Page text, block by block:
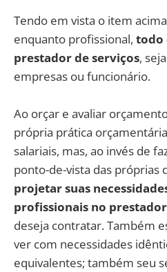
Tendo em vista o item
enquanto profissional, todo
prestador de serviços, seja
empresas ou funcionário.
Ao orçar e avaliar
própria prática
salariais, mas, ao invés de
ponto-de-vista das próprias
projetar suas
profissionais no
deseja contratar. Também
ver com necessidades
equivalentes; também seu